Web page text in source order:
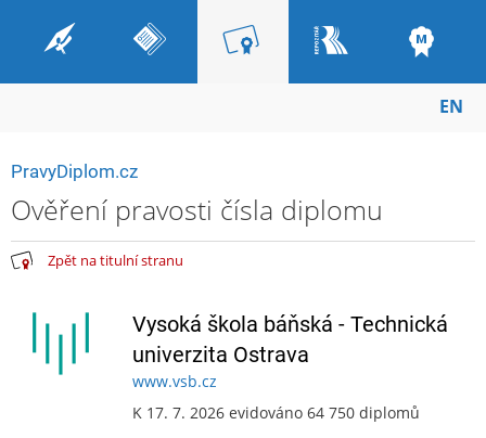
EN
PravyDiplom.cz
Ověření pravosti čísla diplomu
Zpět na titulní stranu
Vysoká škola báňská - Technická
univerzita Ostrava
www.vsb.cz
K 17. 7. 2026 evidováno 64 750 diplomů